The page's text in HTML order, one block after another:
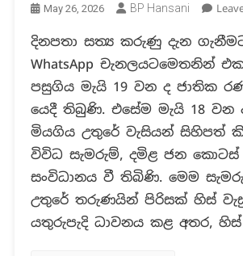
May 26, 2026 BP Hansani
දිනපතා සත්‍ය කරුණු දැන
WhatsApp චැනලයටමෙතනින්
පසුගිය මැයි 19 වන ද ජාතික
යෙදී තිබුණි. එසේම මැයි 18 වන
මියගිය උතුරේ වැසියන් සිහිපත්
විවිධ සැමරුම්, දමිළ ජන කොටස්
සංවිධානය වී තිබිණි. මෙම
උතුරේ තරුණයින් පිරිසක් හිස්
යතුරුපැදි ධාවනය කළ අතර,